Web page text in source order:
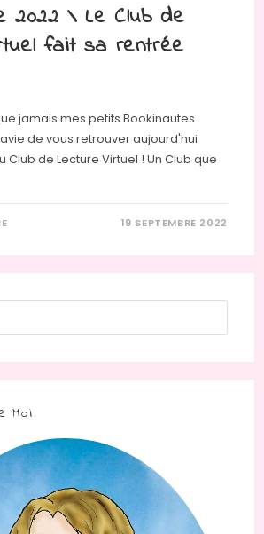
2022 \ Le Club de
fait sa rentrée
jamais mes petits Bookinautes
de vous retrouver aujourd'hui
Club de Lecture Virtuel ! Un Club que
19 SEPTEMBRE 2022
Moi